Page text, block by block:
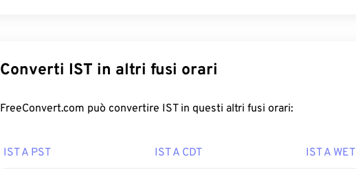
Converti IST in altri fusi orari
FreeConvert.com può convertire IST in questi altri fusi orari:
IST A PST IST A CDT IST A WET